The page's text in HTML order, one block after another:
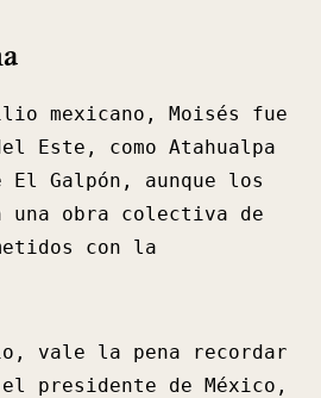
mexicano, Moisés fue
Este, como Atahualpa
Galpón, aunque los
una obra colectiva de
con la
vale la pena recordar
el presidente de México,